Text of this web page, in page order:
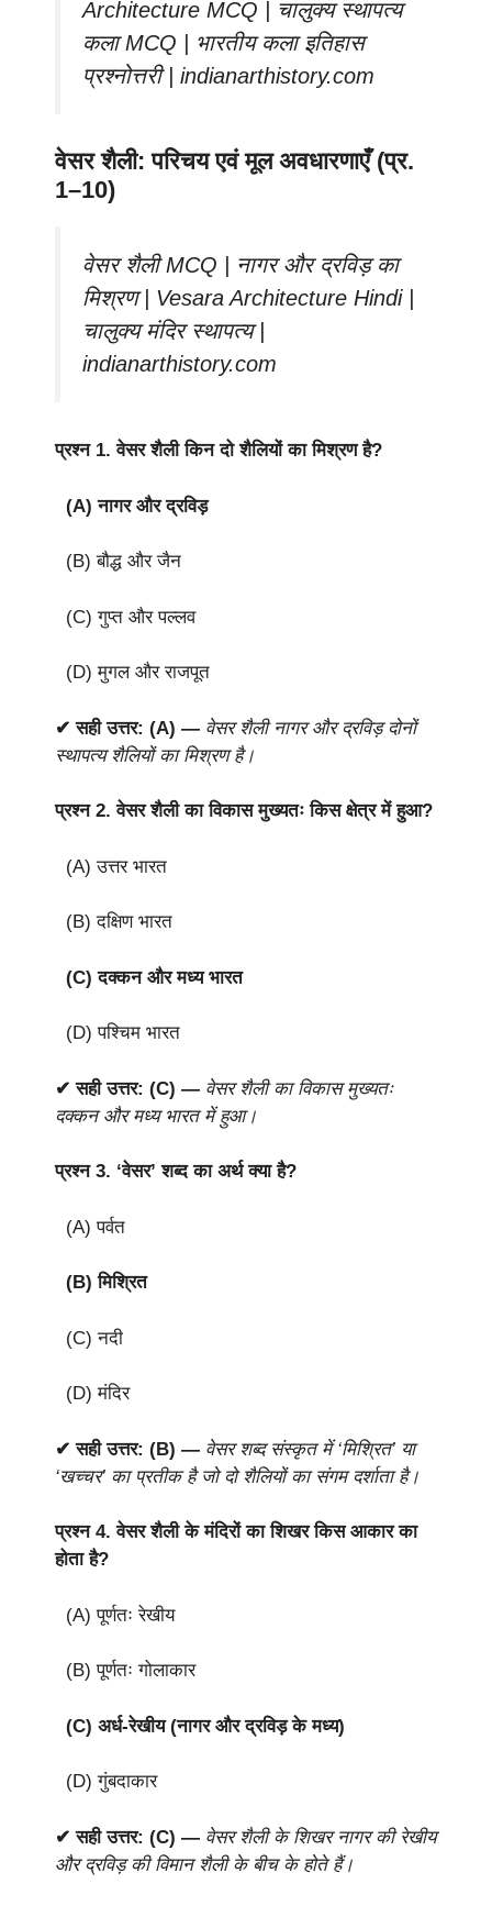
Architecture MCQ | चालुक्य स्थापत्य
कला MCQ | भारतीय कला इतिहास
प्रश्नोत्तरी | indianarthistory.com
वेसर शैली: परिचय एवं मूल अवधारणाएँ (प्र.
1–10)
वेसर शैली MCQ | नागर और द्रविड़ का
मिश्रण | Vesara Architecture Hindi |
चालुक्य मंदिर स्थापत्य |
indianarthistory.com
प्रश्न 1.वेसर शैली किन दो शैलियों का मिश्रण है?
(A) नागर और द्रविड़
(B) बौद्ध और जैन
(C) गुप्त और पल्लव
(D) मुगल और राजपूत
✔ सही उत्तर: (A) — वेसर शैली नागर और द्रविड़ दोनों
स्थापत्य शैलियों का मिश्रण है।
प्रश्न 2.वेसर शैली का विकास मुख्यतः किस क्षेत्र में हुआ?
(A) उत्तर भारत
(B) दक्षिण भारत
(C) दक्कन और मध्य भारत
(D) पश्चिम भारत
✔ सही उत्तर: (C) — वेसर शैली का विकास मुख्यतः
दक्कन और मध्य भारत में हुआ।
प्रश्न 3. ‘वेसर’ शब्द का अर्थ क्या है?
(A) पर्वत
(B) मिश्रित
(C) नदी
(D) मंदिर
✔ सही उत्तर: (B) — वेसर शब्द संस्कृत में ‘मिश्रित’ या
‘खच्चर’ का प्रतीक है जो दो शैलियों का संगम दर्शाता है।
प्रश्न 4.वेसर शैली के मंदिरों का शिखर किस आकार का
होता है?
(A) पूर्णतः रेखीय
(B) पूर्णतः गोलाकार
(C) अर्ध-रेखीय (नागर और द्रविड़ के मध्य)
(D) गुंबदाकार
✔ सही उत्तर: (C) — वेसर शैली के शिखर नागर की रेखीय
और द्रविड़ की विमान शैली के बीच के होते हैं।